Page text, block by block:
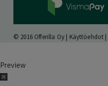
© 2016 Offerilla Oy | Käyttöehdot |
Preview